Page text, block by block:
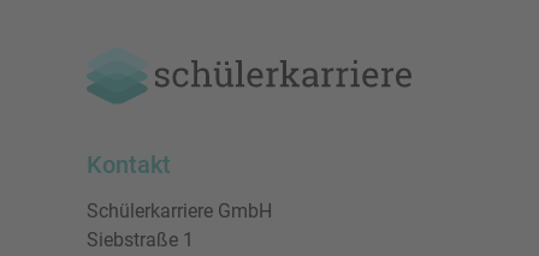
Kontakt
Schülerkarriere GmbH
Siebstraße 1